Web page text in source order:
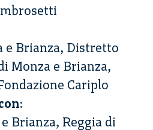
e Brianza, Distretto
Monza e Brianza,
Cariplo
:
Brianza, Reggia di